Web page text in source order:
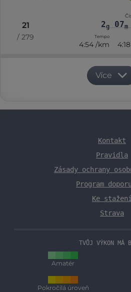
21
/ 279
2g07m
Tempo
4:54 /km
Více
Kontakt
Pravidla
Zásady ochrany
Program
Ke stažení
Strava
TVŮJ VÝKON MÁ
Amatér
Pokročilá úroveň